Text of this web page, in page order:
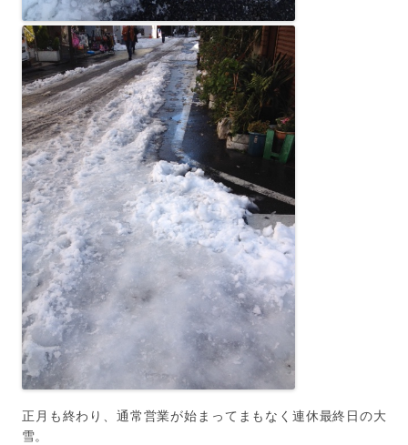
正月も終わり、通常営業が始まってまもなく連休最終日の大
雪。